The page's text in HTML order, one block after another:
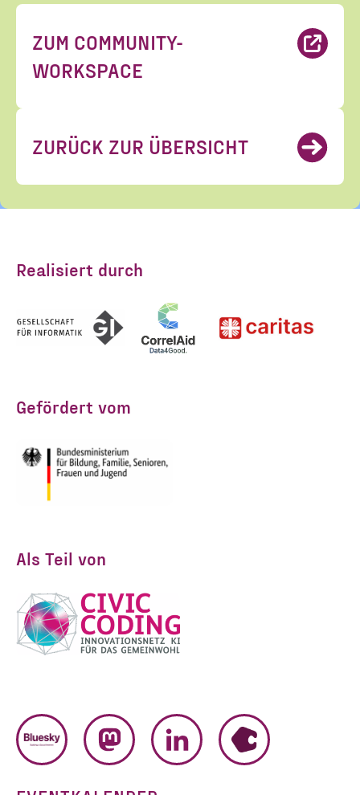
ZUM COMMUNITY-
WORKSPACE
ZURÜCK ZUR ÜBERSICHT
Realisiert durch
Gefördert vom
Als Teil von
BLUESKYMASTODONLINKEDINHUMHUB